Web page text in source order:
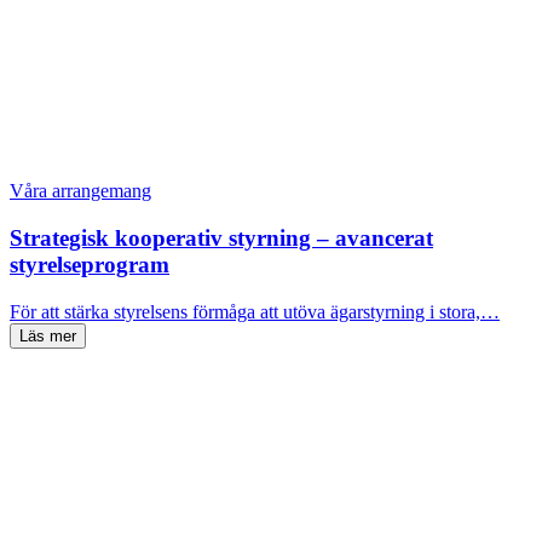
Våra arrangemang
Strategisk kooperativ styrning – avancerat
styrelseprogram
För att stärka styrelsens förmåga att utöva ägarstyrning i stora,…
Läs mer